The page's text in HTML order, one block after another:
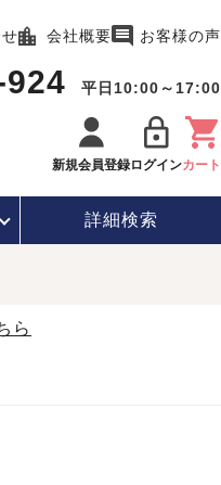
会社概要 お客様の声
平日10:00～17:00
新規会員登録ログインカート
詳細検索
ら